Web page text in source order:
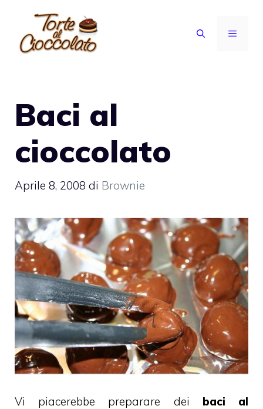
contenuto
MENU
Baci al
cioccolato
Aprile 8, 2008 di Brownie
Vi piacerebbe preparare dei baci al